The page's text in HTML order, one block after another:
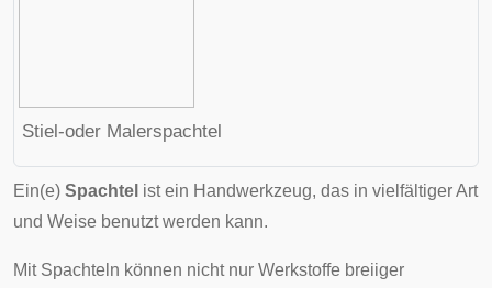
Stiel-oder Malerspachtel
Ein(e) Spachtel ist ein Handwerkzeug, das in vielfältiger Art
und Weise benutzt werden kann.
Mit Spachteln können nicht nur Werkstoffe breiiger